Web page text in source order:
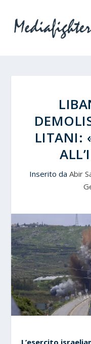
LITANI:
Inserito da Abir
L’esercito